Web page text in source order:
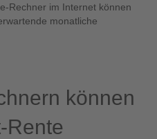
Rechner im Internet können
monatliche
können
Rente